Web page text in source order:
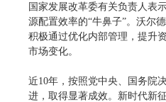
国家发展改革委有关负责人表
源配置效率的“牛鼻子”。沃尔
积极通过优化内部管理，提升
市场变化。
近10年，按照党中央、国务院
进，取得显著成效。新时代新